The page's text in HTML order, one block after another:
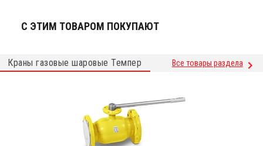
С ЭТИМ ТОВАРОМ ПОКУПАЮТ
Краны газовые шаровые Темпер Все товары раздела